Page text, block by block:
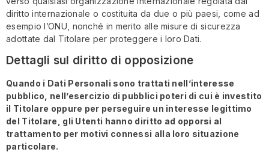
diritto internazionale o costituita da due o più paesi, come ad
esempio l’ONU, nonché in merito alle misure di sicurezza
adottate dal Titolare per proteggere i loro Dati.
Dettagli sul diritto di opposizione
Quando i Dati Personali sono trattati nell’interesse
pubblico, nell’esercizio di pubblici poteri di cui è investito
il Titolare oppure per perseguire un interesse legittimo
del Titolare, gli Utenti hanno diritto ad opporsi al
trattamento per motivi connessi alla loro situazione
particolare.